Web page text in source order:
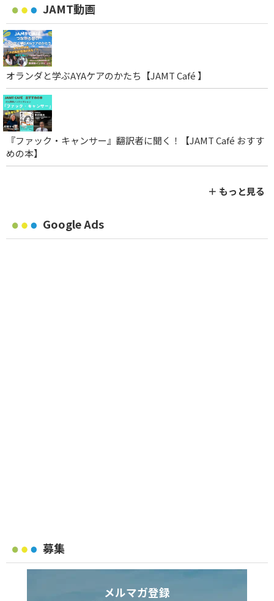
JAMT動画
オランダと学ぶAYAケアのかたち【JAMT Café 】
『ファック・キャンサー』翻訳者に聞く！【JAMT Café おすす
めの本】
＋ もっと見る
Google Ads
募集
メルマガ登録